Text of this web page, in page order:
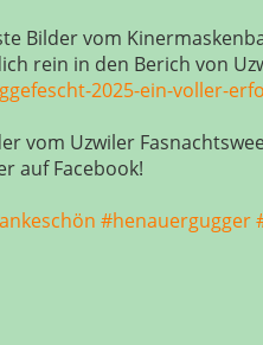
Bilder vom
rein in den Berich von
2025-ein-voller-
vom Uzwiler
auf Facebook!
#henauergugger